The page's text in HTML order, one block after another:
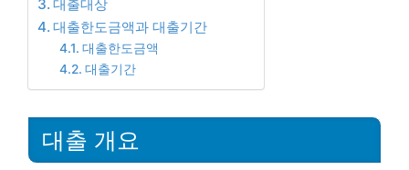
대출대상
대출한도금액과 대출기간
대출한도금액
대출기간
대출 개요